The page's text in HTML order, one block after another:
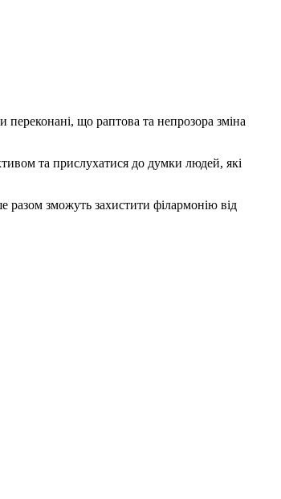
що раптова та непрозора зміна
та прислухатися до думки людей, які
разом зможуть захистити філармонію від